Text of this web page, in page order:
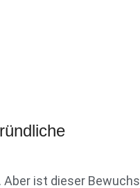
ist dieser Bewuchs